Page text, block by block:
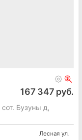
167 347 руб.
Бузуны д,
Лесная ул.